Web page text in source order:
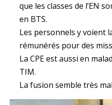
que les classes de l’EN
en BTS.
Les personnels y voient
rémunérés pour des
La CPE est aussi en
TIM.
La fusion semble très